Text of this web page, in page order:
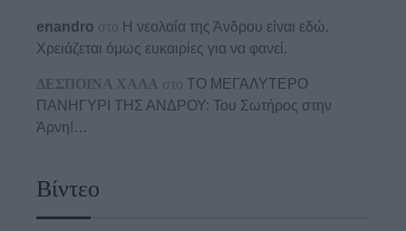
enandro στο Η νεολαία της Άνδρου είναι εδώ.
Χρειάζεται όμως ευκαιρίες για να φανεί.
ΔΕΣΠΟΙΝΑ ΧΑΛΑ στο ΤΟ ΜΕΓΑΛΥΤΕΡΟ
ΠΑΝΗΓΥΡΙ ΤΗΣ ΑΝΔΡΟΥ: Του Σωτήρος στην
Άρνη!…
Βίντεο